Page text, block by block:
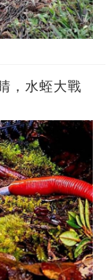
，水蛭大戰